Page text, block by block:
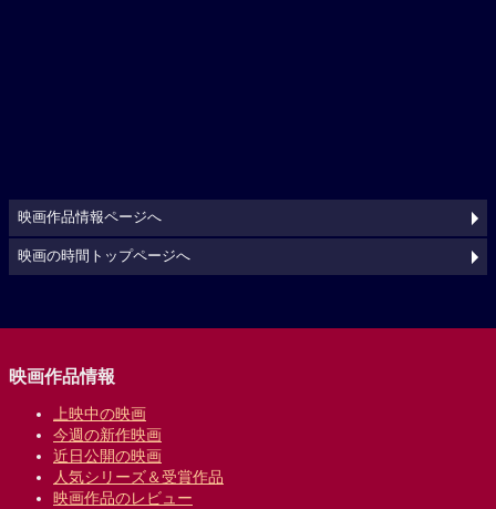
映画作品情報ページへ
映画の時間トップページへ
映画作品情報
上映中の映画
今週の新作映画
近日公開の映画
人気シリーズ＆受賞作品
映画作品のレビュー